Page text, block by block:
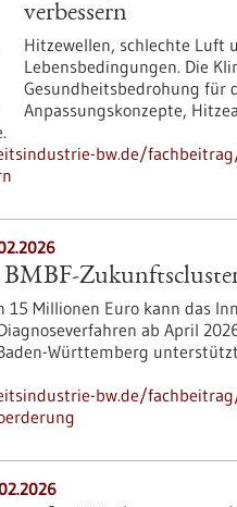
verbessern
Hitzewellen, schlechte Luft
Lebensbedingungen. Die
Gesundheitsbedrohung für
Anpassungskonzepte,
bw.de/
15 Millionen Euro kann das
ab April
Württemberg
bw.de/